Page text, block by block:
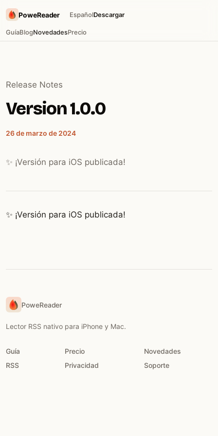
PoweReader
GuíaBlogNovedadesPrecio
EspañolDescargar
Release Notes
Version 1.0.0
26 de marzo de 2024
✨ ¡Versión para iOS publicada!
✨ ¡Versión para iOS publicada!
PoweReader
Lector RSS nativo para iPhone y Mac.
Guía Precio
Novedades
RSS
Privacidad Soporte